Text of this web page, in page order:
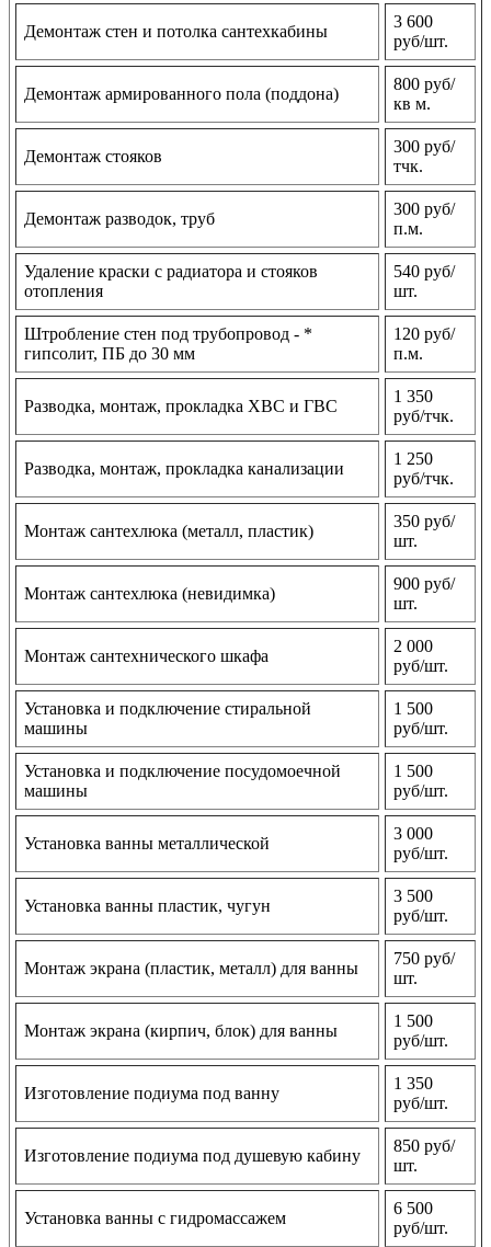
Демонтаж стен и потолка сантехкабины
3 600
руб/шт.
Демонтаж армированного пола (поддона)
800 руб/
кв м.
Демонтаж стояков
300 руб/
тчк.
Демонтаж разводок, труб
300 руб/
п.м.
Удаление краски с радиатора и стояков
отопления
540 руб/
шт.
Штробление стен под трубопровод - *
гипсолит, ПБ до 30 мм
120 руб/
п.м.
Разводка, монтаж, прокладка ХВС и ГВС
1 350
руб/тчк.
Разводка, монтаж, прокладка канализации
1 250
руб/тчк.
Монтаж сантехлюка (металл, пластик)
350 руб/
шт.
Монтаж сантехлюка (невидимка)
900 руб/
шт.
Монтаж сантехнического шкафа
2 000
руб/шт.
Установка и подключение стиральной
машины
1 500
руб/шт.
Установка и подключение посудомоечной
машины
1 500
руб/шт.
Установка ванны металлической
3 000
руб/шт.
Установка ванны пластик, чугун
3 500
руб/шт.
Монтаж экрана (пластик, металл) для ванны
750 руб/
шт.
Монтаж экрана (кирпич, блок) для ванны
1 500
руб/шт.
Изготовление подиума под ванну
1 350
руб/шт.
Изготовление подиума под душевую кабину
850 руб/
шт.
Установка ванны с гидромассажем
6 500
руб/шт.